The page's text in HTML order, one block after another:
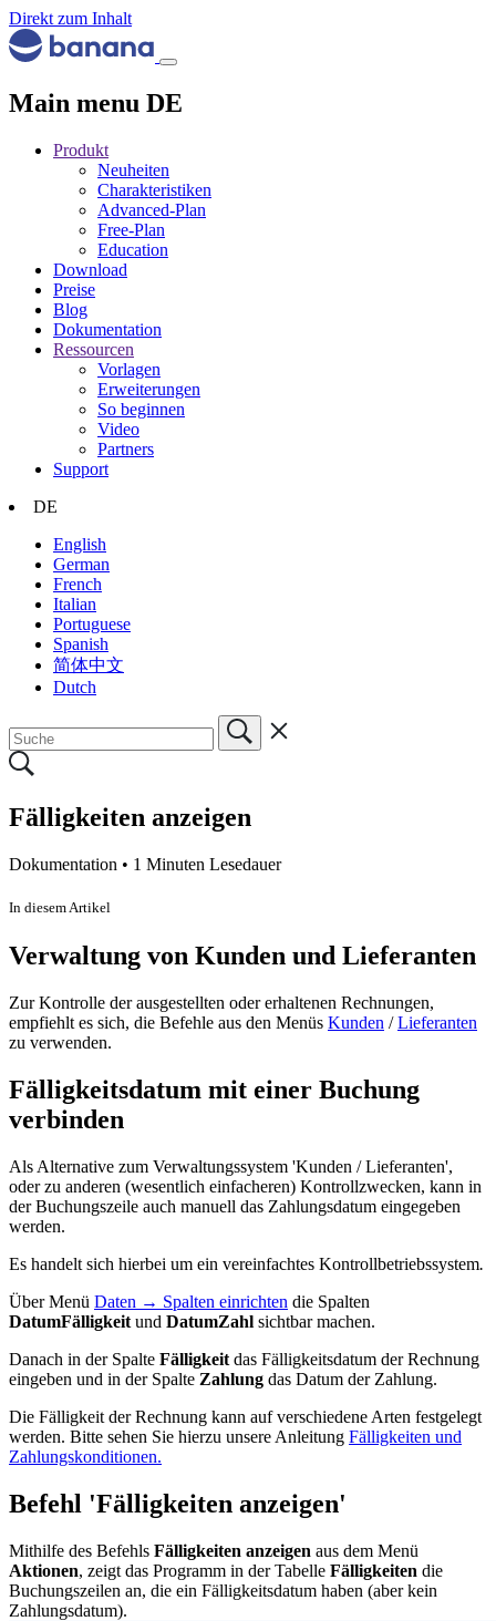
Direkt zum Inhalt
Main menu DE
Produkt
Neuheiten
Charakteristiken
Advanced-Plan
Free-Plan
Education
Download
Preise
Blog
Dokumentation
Ressourcen
Vorlagen
Erweiterungen
So beginnen
Video
Partners
Support
DE
English
German
French
Italian
Portuguese
Spanish
简体中文
Dutch
Fälligkeiten anzeigen
Dokumentation • 1 Minuten Lesedauer
In diesem Artikel
Verwaltung von Kunden und Lieferanten
Zur Kontrolle der ausgestellten oder erhaltenen Rechnungen,
empfiehlt es sich, die Befehle aus den Menüs Kunden /Lieferanten
zu verwenden.
Fälligkeitsdatum mit einer Buchung
verbinden
Als Alternative zum Verwaltungssystem 'Kunden / Lieferanten',
oder zu anderen (wesentlich einfacheren) Kontrollzwecken, kann in
der Buchungszeile auch manuell das Zahlungsdatum eingegeben
werden.
Es handelt sich hierbei um ein vereinfachtes Kontrollbetriebssystem.
Über Menü Daten → Spalten einrichten die Spalten
DatumFälligkeit und DatumZahl sichtbar machen.
Danach in der Spalte Fälligkeit das Fälligkeitsdatum der Rechnung
eingeben und in der Spalte Zahlung das Datum der Zahlung.
Die Fälligkeit der Rechnung kann auf verschiedene Arten festgelegt
werden. Bitte sehen Sie hierzu unsere Anleitung Fälligkeiten und
Zahlungskonditionen.
Befehl 'Fälligkeiten anzeigen'
Mithilfe des Befehls Fälligkeiten anzeigen aus dem Menü
Aktionen, zeigt das Programm in der Tabelle Fälligkeiten die
Buchungszeilen an, die ein Fälligkeitsdatum haben (aber kein
Zahlungsdatum).